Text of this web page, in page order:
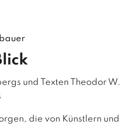
und Texten Theodor W.
die von Künstlern und